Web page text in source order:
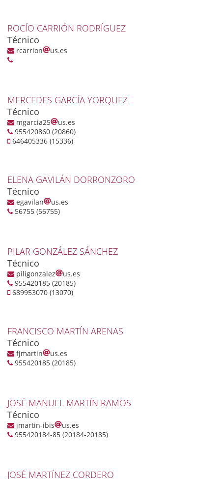
ROCÍO CARRIÓN RODRÍGUEZ
Técnico
rcarrion us.es
MERCEDES GARCÍA YORQUEZ
Técnico
mgarcia25
us.es
955420860 (20860)
646405336 (15336)
ELENA GAVILÁN DORRONZORO
Técnico
egavilan
us.es
56755 (56755)
PILAR GONZÁLEZ SÁNCHEZ
Técnico
piligonzalez
us.es
955420185 (20185)
689953070 (13070)
FRANCISCO MARTÍN ARENAS
Técnico
fjmartin
us.es
955420185 (20185)
JOSÉ MANUEL MARTÍN RAMOS
Técnico
jmartin-ibis
us.es
955420184-85 (20184-20185)
JOSÉ MARTÍNEZ CORDERO